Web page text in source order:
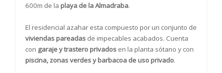
600m de la playa de la Almadraba.
El residencial azahar esta compuesto por un conjunto de
viviendas pareadas de impecables acabados. Cuenta
con garaje y trastero privados en la planta sótano y con
piscina, zonas verdes y barbacoa de uso privado.